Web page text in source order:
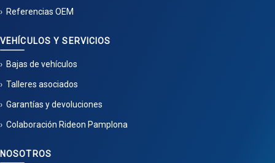
Referencias OEM
VEHÍCULOS Y SERVICIOS
Bajas de vehículos
Talleres asociados
Garantías y devoluciones
Colaboración Rideon Pamplona
NOSOTROS